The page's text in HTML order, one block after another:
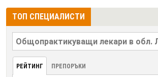
ТОП СПЕЦИАЛИСТИ
РЕЙТИНГ ПРЕПОРЪКИ